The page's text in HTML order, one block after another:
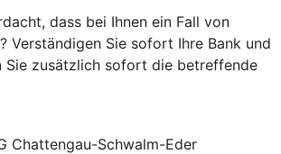
dass bei Ihnen ein Fall von
Verständigen Sie sofort Ihre Bank und
Sie zusätzlich sofort die betreffende
Chattengau-Schwalm-Eder